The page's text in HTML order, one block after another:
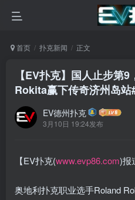
首页 扑克新闻 正文
【EV扑克】国人止步第
Rokita赢下传奇济州岛站
EV德州扑克
3月10日 19:24发布
【EV扑克(www.evp86.com)报
奥地利扑克职业选手Roland